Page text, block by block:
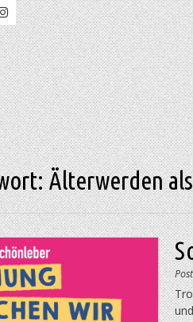
Älterwerden